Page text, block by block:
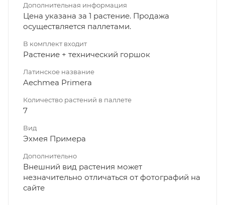
Дополнительная информация
Цена указана за 1 растение. Продажа
осуществляется паллетами.
В комплект входит
Растение + технический горшок
Латинское название
Aechmea Primera
Количество растений в паллете
7
Вид
Эхмея Примера
Дополнительно
Внешний вид растения может
незначительно отличаться от фотографий на
сайте